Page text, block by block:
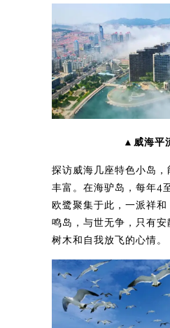
▲威海平
探访威海几座特色小岛
丰富。在海驴岛，每年4
欧鹭聚集于此，一派祥
鸣岛，与世无争，只有
树木和自我放飞的心情。